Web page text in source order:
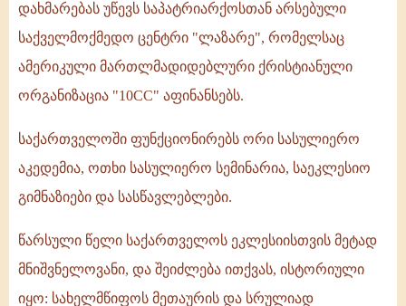
დახმარებას უწევს საპატრიარქოსთან არსებული
საქველმოქმედო ცენტრი "ლაზარე", რომელსაც
ამერიკული მართლმადიდებლური ქრისტიანული
ორგანიზაცია "10CC" აფინანსებს.
საქართველოში ფუნქციონირებს ორი სასულიერო
აკედემია, ოთხი სასულიერო სემინარია, საეკლესიო
გიმნაზიები და სასწავლებლები.
წარსული წელი საქართველოს ეკლესიისთვის მეტად
მნიშვნელოვანი, და შეიძლება ითქვას, ისტორიული
იყო: სახელმწიფოს მეთაურის და სრულიად